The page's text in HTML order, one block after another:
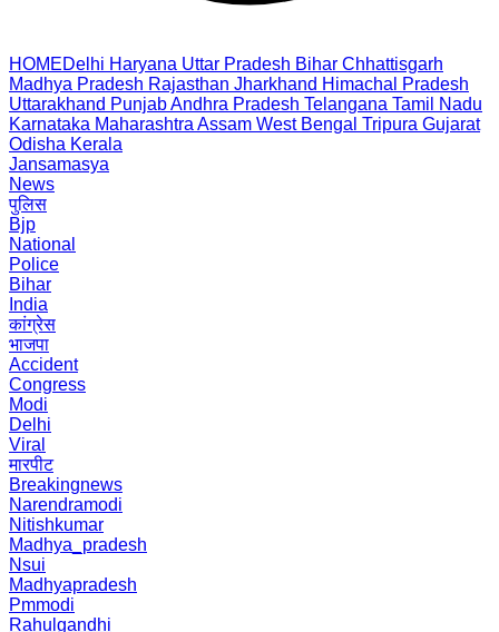
HOMEDelhi Haryana Uttar Pradesh Bihar Chhattisgarh
Madhya Pradesh Rajasthan Jharkhand Himachal Pradesh
Uttarakhand PunjabAndhra Pradesh Telangana Tamil Nadu
Karnataka Maharashtra Assam West Bengal Tripura Gujarat
Odisha Kerala
Jansamasya
News
पुलिस
Bjp
National
Police
Bihar
India
कांग्रेस
भाजपा
Accident
Congress
Modi
Delhi
Viral
मारपीट
Breakingnews
Narendramodi
Nitishkumar
Madhya_pradesh
Nsui
Madhyapradesh
Pmmodi
Rahulgandhi